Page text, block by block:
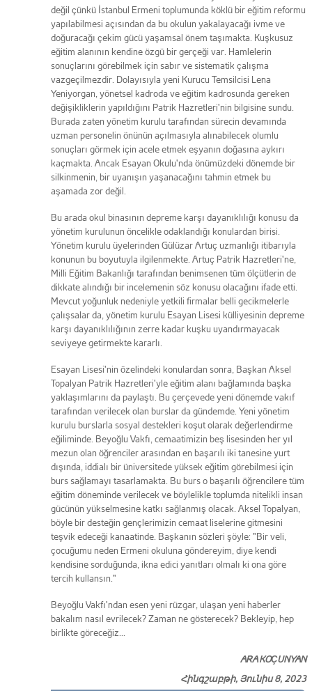
değil çünkü İstanbul Ermeni toplumunda köklü bir eğitim reformu
yapılabilmesi açısından da bu okulun yakalayacağı ivme ve
doğuracağı çekim gücü yaşamsal önem taşımakta. Kuşkusuz
eğitim alanının kendine özgü bir gerçeği var. Hamlelerin
sonuçlarını görebilmek için sabır ve sistematik çalışma
vazgeçilmezdir. Dolayısıyla yeni Kurucu Temsilcisi Lena
Yeniyorgan, yönetsel kadroda ve eğitim kadrosunda gereken
değişikliklerin yapıldığını Patrik Hazretleri'nin bilgisine sundu.
Burada zaten yönetim kurulu tarafından sürecin devamında
uzman personelin önünün açılmasıyla alınabilecek olumlu
sonuçları görmek için acele etmek eşyanın doğasına aykırı
kaçmakta. Ancak Esayan Okulu'nda önümüzdeki dönemde bir
silkinmenin, bir uyanışın yaşanacağını tahmin etmek bu
aşamada zor değil.
Bu arada okul binasının depreme karşı dayanıklılığı konusu da
yönetim kurulunun öncelikle odaklandığı konulardan birisi.
Yönetim kurulu üyelerinden Gülüzar Artuç uzmanlığı itibarıyla
konunun bu boyutuyla ilgilenmekte. Artuç Patrik Hazretleri'ne,
Milli Eğitim Bakanlığı tarafından benimsenen tüm ölçütlerin de
dikkate alındığı bir incelemenin söz konusu olacağını ifade etti.
Mevcut yoğunluk nedeniyle yetkili firmalar belli gecikmelerle
çalışsalar da, yönetim kurulu Esayan Lisesi külliyesinin depreme
karşı dayanıklılığının zerre kadar kuşku uyandırmayacak
seviyeye getirmekte kararlı.
Esayan Lisesi'nin özelindeki konulardan sonra, Başkan Aksel
Topalyan Patrik Hazretleri'yle eğitim alanı bağlamında başka
yaklaşımlarını da paylaştı. Bu çerçevede yeni dönemde vakıf
tarafından verilecek olan burslar da gündemde. Yeni yönetim
kurulu burslarla sosyal destekleri koşut olarak değerlendirme
eğiliminde. Beyoğlu Vakfı, cemaatimizin beş lisesinden her yıl
mezun olan öğrenciler arasından en başarılı iki tanesine yurt
dışında, iddialı bir üniversitede yüksek eğitim görebilmesi için
burs sağlamayı tasarlamakta. Bu burs o başarılı öğrencilere tüm
eğitim döneminde verilecek ve böylelikle toplumda nitelikli insan
gücünün yükselmesine katkı sağlanmış olacak. Aksel Topalyan,
böyle bir desteğin gençlerimizin cemaat liselerine gitmesini
teşvik edeceği kanaatinde. Başkanın sözleri şöyle: "Bir veli,
çocuğumu neden Ermeni okuluna göndereyim, diye kendi
kendisine sorduğunda, ikna edici yanıtları olmalı ki ona göre
tercih kullansın."
Beyoğlu Vakfı'ndan esen yeni rüzgar, ulaşan yeni haberler
bakalım nasıl evrilecek? Zaman ne gösterecek? Bekleyip, hep
birlikte göreceğiz...
ARA KOÇUNYAN
Հինգշաբթի, Յունիս 8, 2023